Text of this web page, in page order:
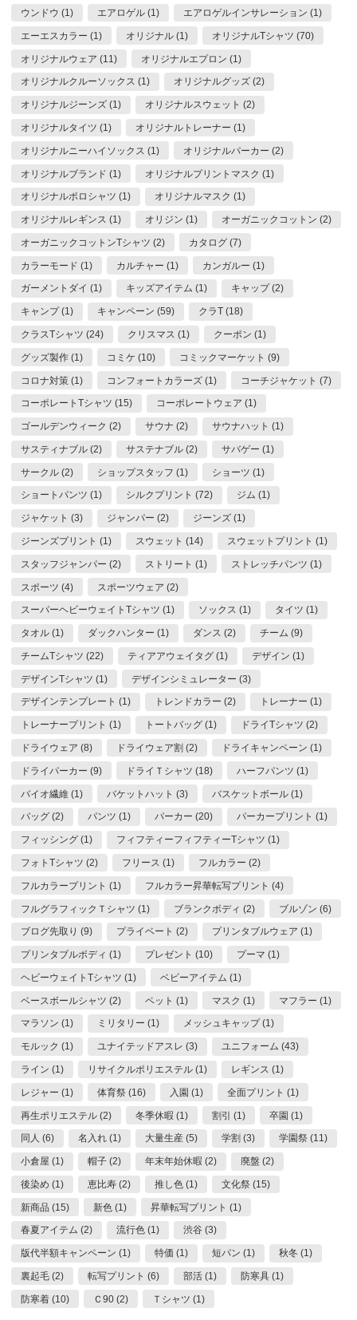
ウンドウ (1) エアロゲル (1) エアロゲルインサレーション (1)
エーエスカラー (1) オリジナル (1) オリジナルTシャツ (70)
オリジナルウェア (11) オリジナルエプロン (1)
オリジナルクルーソックス (1) オリジナルグッズ (2)
オリジナルジーンズ (1) オリジナルスウェット (2)
オリジナルタイツ (1) オリジナルトレーナー (1)
オリジナルニーハイソックス (1) オリジナルパーカー (2)
オリジナルブランド (1) オリジナルプリントマスク (1)
オリジナルポロシャツ (1) オリジナルマスク (1)
オリジナルレギンス (1) オリジン (1) オーガニックコットン (2)
オーガニックコットンTシャツ (2) カタログ (7)
カラーモード (1) カルチャー (1) カンガルー (1)
ガーメントダイ (1) キッズアイテム (1) キャップ (2)
キャンプ (1) キャンペーン (59) クラT (18)
クラスTシャツ (24) クリスマス (1) クーポン (1)
グッズ製作 (1) コミケ (10) コミックマーケット (9)
コロナ対策 (1) コンフォートカラーズ (1) コーチジャケット (7)
コーポレートTシャツ (15) コーポレートウェア (1)
ゴールデンウィーク (2) サウナ (2) サウナハット (1)
サスティナブル (2) サステナブル (2) サバゲー (1)
サークル (2) ショップスタッフ (1) ショーツ (1)
ショートパンツ (1) シルクプリント (72) ジム (1)
ジャケット (3) ジャンパー (2) ジーンズ (1)
ジーンズプリント (1) スウェット (14) スウェットプリント (1)
スタッフジャンパー (2) ストリート (1) ストレッチパンツ (1)
スポーツ (4) スポーツウェア (2)
スーパーヘビーウェイトTシャツ (1) ソックス (1) タイツ (1)
タオル (1) ダックハンター (1) ダンス (2) チーム (9)
チームTシャツ (22) ティアアウェイタグ (1) デザイン (1)
デザインTシャツ (1) デザインシミュレーター (3)
デザインテンプレート (1) トレンドカラー (2) トレーナー (1)
トレーナープリント (1) トートバッグ (1) ドライTシャツ (2)
ドライウェア (8) ドライウェア割 (2) ドライキャンペーン (1)
ドライパーカー (9) ドライＴシャツ (18) ハーフパンツ (1)
バイオ繊維 (1) バケットハット (3) バスケットボール (1)
バッグ (2) パンツ (1) パーカー (20) パーカープリント (1)
フィッシング (1) フィフティーフィフティーTシャツ (1)
フォトTシャツ (2) フリース (1) フルカラー (2)
フルカラープリント (1) フルカラー昇華転写プリント (4)
フルグラフィックＴシャツ (1) ブランクボディ (2) ブルゾン (6)
ブログ先取り (9) プライベート (2) プリンタブルウェア (1)
プリンタブルボディ (1) プレゼント (10) プーマ (1)
ヘビーウェイトTシャツ (1) ベビーアイテム (1)
ベースボールシャツ (2) ペット (1) マスク (1) マフラー (1)
マラソン (1) ミリタリー (1) メッシュキャップ (1)
モルック (1) ユナイテッドアスレ (3) ユニフォーム (43)
ライン (1) リサイクルポリエステル (1) レギンス (1)
レジャー (1) 体育祭 (16) 入園 (1) 全面プリント (1)
再生ポリエステル (2) 冬季休暇 (1) 割引 (1) 卒園 (1)
同人 (6) 名入れ (1) 大量生産 (5) 学割 (3) 学園祭 (11)
小倉屋 (1) 帽子 (2) 年末年始休暇 (2) 廃盤 (2)
後染め (1) 恵比寿 (2) 推し色 (1) 文化祭 (15)
新商品 (15) 新色 (1) 昇華転写プリント (1)
春夏アイテム (2) 流行色 (1) 渋谷 (3)
版代半額キャンペーン (1) 特価 (1) 短パン (1) 秋冬 (1)
裏起毛 (2) 転写プリント (6) 部活 (1) 防寒具 (1)
防寒着 (10) Ｃ90 (2) Ｔシャツ (1)